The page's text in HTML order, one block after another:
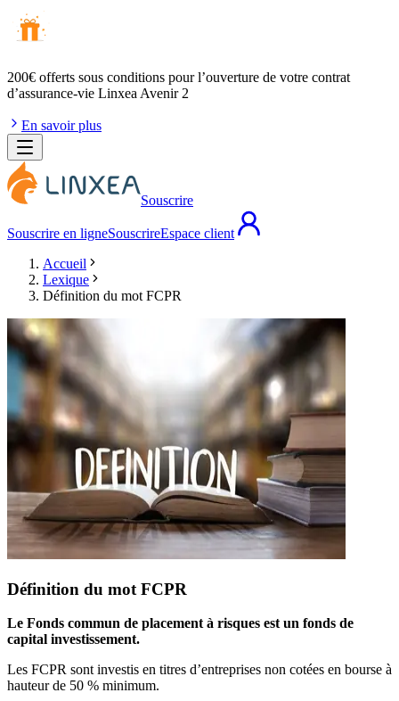
200€ offerts sous conditions pour l’ouverture de votre contrat
d’assurance-vie Linxea Avenir 2
En savoir plus
Souscrire
Souscrire en ligneSouscrireEspace client
Accueil
Lexique
Définition du mot FCPR
Définition du mot FCPR
Le Fonds commun de placement à risques est un fonds de
capital investissement.
Les FCPR sont investis en titres d’entreprises non cotées en bourse à
hauteur de 50 % minimum.